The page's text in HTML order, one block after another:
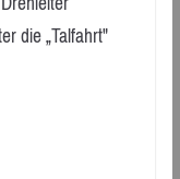
die „Talfahrt"